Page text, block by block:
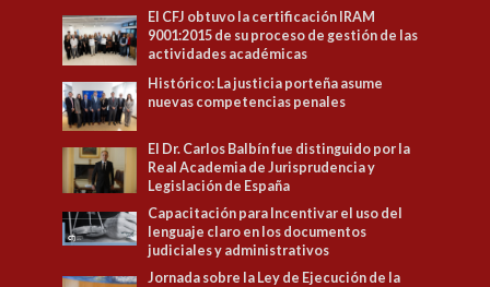
El CFJ obtuvo la certificación IRAM
9001:2015 de su proceso de gestión de las
actividades académicas
Histórico: La justicia porteña asume
nuevas competencias penales
El Dr. Carlos Balbín fue distinguido por la
Real Academia de Jurisprudencia y
Legislación de España
Capacitación para Incentivar el uso del
lenguaje claro en los documentos
judiciales y administrativos
Jornada sobre la Ley de Ejecución de la